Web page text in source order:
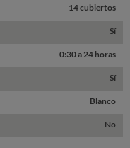
14 cubiertos
Sí
0:30 a 24 horas
Sí
Blanco
No